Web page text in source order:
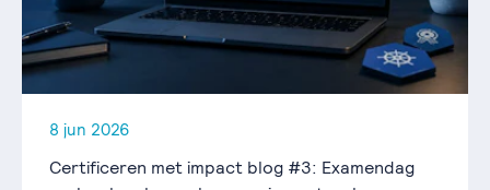
8 jun 2026
Certificeren met impact blog #3: Examendag